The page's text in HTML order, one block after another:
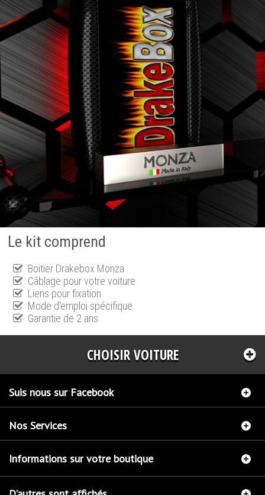
Le kit comprend
Boitier Drakebox Monza
Câblage pour votre voiture
Liens pour fixation
Mode d'emploi spécifique
Garantie de 2 ans
CHOISIR VOITURE
Suis nous sur Facebook
Nos Services
Informations sur votre boutique